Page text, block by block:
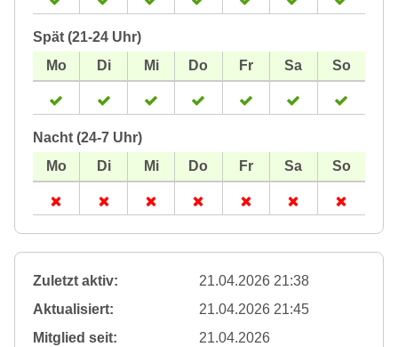
Spät (21-24 Uhr)
Nacht (24-7 Uhr)
Zuletzt aktiv:
21.04.2026 21:38
Aktualisiert:
21.04.2026 21:45
Mitglied seit:
21.04.2026